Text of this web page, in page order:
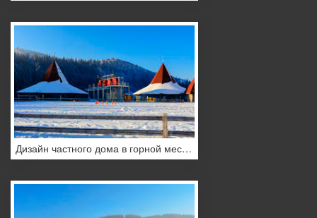
Дизайн частного дома в горной местности в зимний период